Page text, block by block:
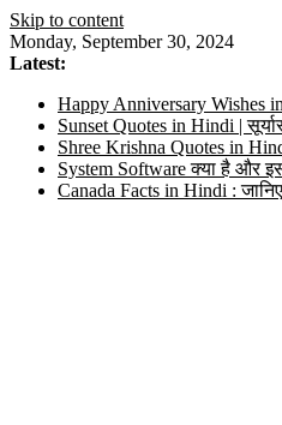
Skip to content
Monday, September 30, 2024
Latest:
Happy Anniversary Wishes
Sunset Quotes in Hindi |
Shree Krishna Quotes in
System Software क्या है और
Canada Facts in Hindi :